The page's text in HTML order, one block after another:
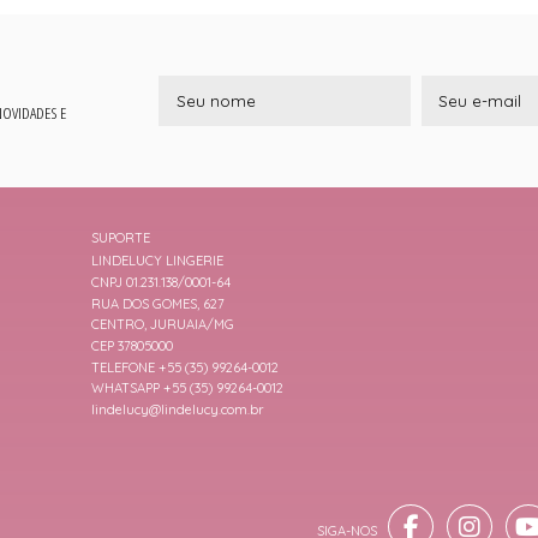
E
SUPORTE
LINDELUCY LINGERIE
CNPJ 01.231.138/0001-64
RUA DOS GOMES, 627
CENTRO, JURUAIA/MG
CEP 37805000
TELEFONE +55 (35) 99264-0012
WHATSAPP +55 (35) 99264-0012
lindelucy@lindelucy.com.br